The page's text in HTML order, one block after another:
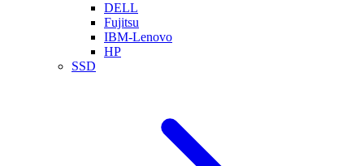
DELL
Fujitsu
IBM-Lenovo
HP
SSD